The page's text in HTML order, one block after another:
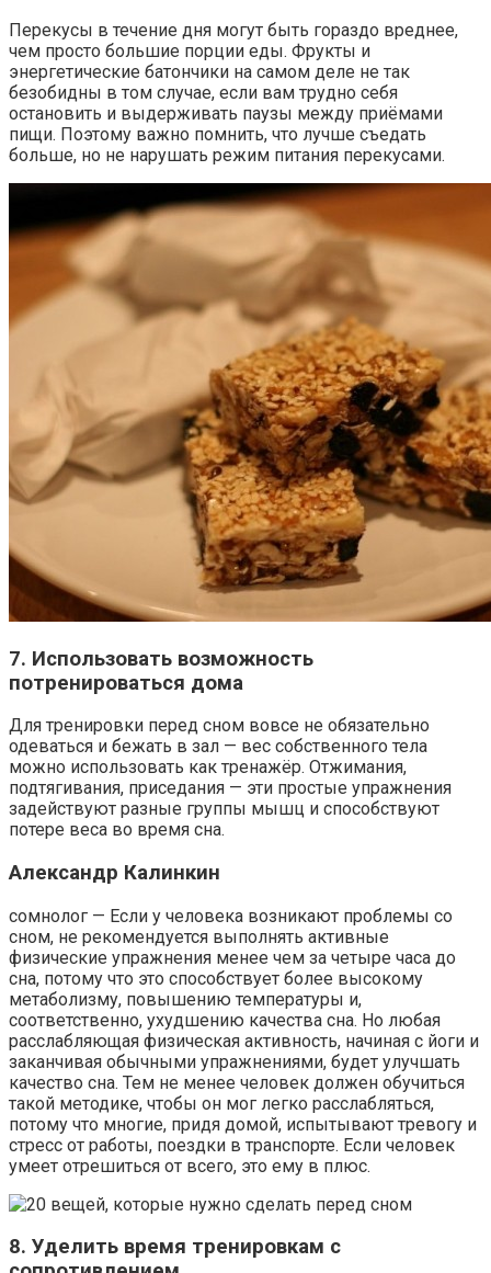
Перекусы в течение дня могут быть гораздо вреднее,
чем просто большие порции еды. Фрукты и
энергетические батончики на самом деле не так
безобидны в том случае, если вам трудно себя
остановить и выдерживать паузы между приёмами
пищи. Поэтому важно помнить, что лучше съедать
больше, но не нарушать режим питания перекусами.
7. Использовать возможность
потренироваться дома
Для тренировки перед сном вовсе не обязательно
одеваться и бежать в зал — вес собственного тела
можно использовать как тренажёр. Отжимания,
подтягивания, приседания — эти простые упражнения
задействуют разные группы мышц и способствуют
потере веса во время сна.
Александр Калинкин
сомнолог — Если у человека возникают проблемы со
сном, не рекомендуется выполнять активные
физические упражнения менее чем за четыре часа до
сна, потому что это способствует более высокому
метаболизму, повышению температуры и,
соответственно, ухудшению качества сна. Но любая
расслабляющая физическая активность, начиная с йоги и
заканчивая обычными упражнениями, будет улучшать
качество сна. Тем не менее человек должен обучиться
такой методике, чтобы он мог легко расслабляться,
потому что многие, придя домой, испытывают тревогу и
стресс от работы, поездки в транспорте. Если человек
умеет отрешиться от всего, это ему в плюс.
8. Уделить время тренировкам с